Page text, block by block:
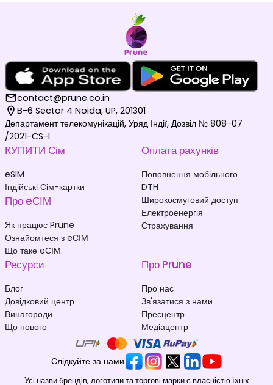
contact@prune.co.in
B-6 Sector 4 Noida, UP, 201301
Департамент телекомунікацій, Уряд Індії, Дозвіл № 808-07
/2021-CS-I
КУПИТИ Сім
eSIM
Індійські Сім-картки
Про eСІМ
Як працює Prune
Ознайомтеся з eСІМ
Що таке eСІМ
Оплата рахунків
Поповнення мобільного
DTH
Широкосмуговий доступ
Електроенергія
Страхування
Ресурси
Блог
Довідковий центр
Винагороди
Що нового
Про Prune
Про нас
Зв'язатися з нами
Пресцентр
Медіацентр
Слідкуйте за нами
Усі назви брендів, логотипи та торгові марки є власністю їхніх